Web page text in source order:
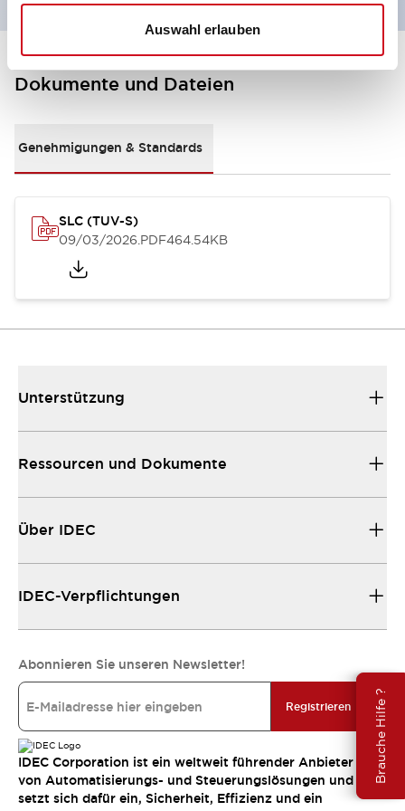
Auswahl erlauben
Brauche Hilfe ?
Dokumente und Dateien
Genehmigungen & Standards
SLC (TUV-S)
09/03/2026.PDF464.54KB
Unterstützung
Ressourcen und Dokumente
Über IDEC
IDEC-Verpflichtungen
Abonnieren Sie unseren Newsletter!
Registrieren
IDEC Corporation ist ein weltweit führender Anbieter
von Automatisierungs- und Steuerungslösungen und
setzt sich dafür ein, Sicherheit, Effizienz und ein